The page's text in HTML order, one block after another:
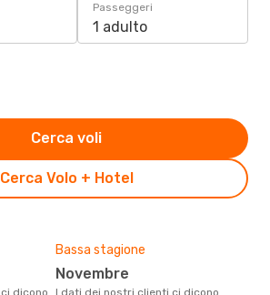
Passeggeri
1 adulto
Cerca Volo + Hotel
Cerca voli
Bassa stagione
novembre
I dati dei nostri clienti ci dicono